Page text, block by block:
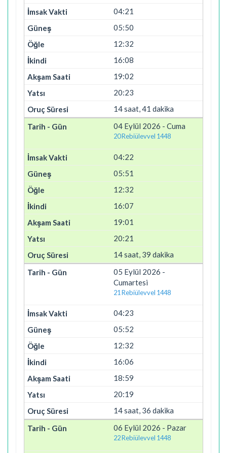
04:21
05:50
12:32
16:08
19:02
20:23
14 saat, 41 dakika
04 Eylül 2026 - Cuma
20 Rebiülevvel 1448
04:22
05:51
12:32
16:07
19:01
20:21
14 saat, 39 dakika
05 Eylül 2026 -
Cumartesi
21 Rebiülevvel 1448
04:23
05:52
12:32
16:06
18:59
20:19
14 saat, 36 dakika
06 Eylül 2026 - Pazar
22 Rebiülevvel 1448